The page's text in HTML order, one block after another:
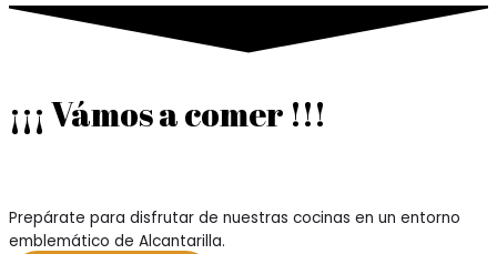
¡¡¡ Vámos a comer !!!
Prepárate para disfrutar de nuestras cocinas en un entorno
emblemático de Alcantarilla.